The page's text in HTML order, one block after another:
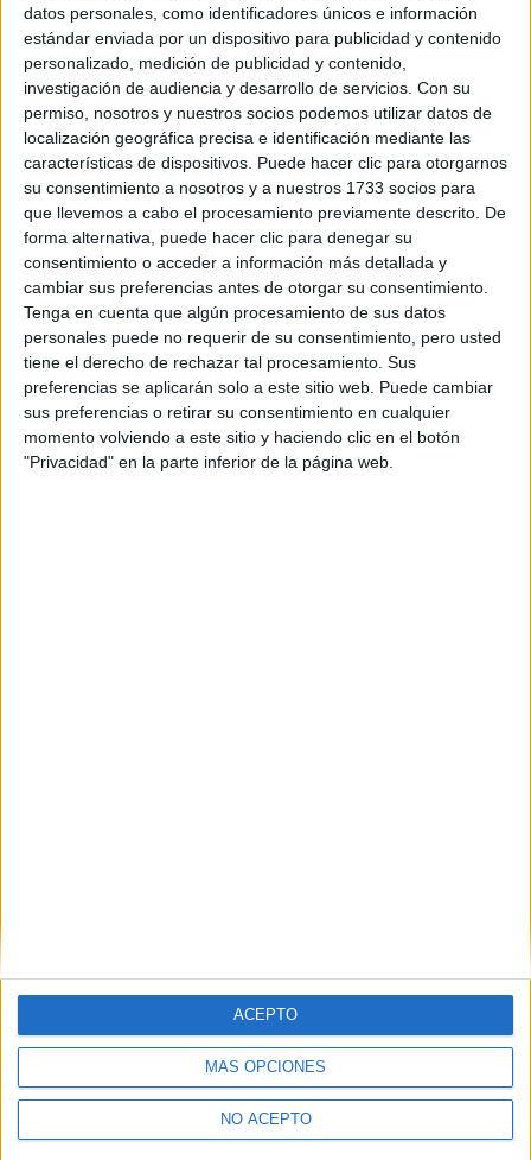
datos personales, como identificadores únicos e información
estándar enviada por un dispositivo para publicidad y contenido
personalizado, medición de publicidad y contenido,
investigación de audiencia y desarrollo de servicios. Con su
permiso, nosotros y nuestros socios podemos utilizar datos de
localización geográfica precisa e identificación mediante las
características de dispositivos. Puede hacer clic para otorgarnos
su consentimiento a nosotros y a nuestros 1733 socios para
que llevemos a cabo el procesamiento previamente descrito. De
forma alternativa, puede hacer clic para denegar su
consentimiento o acceder a información más detallada y
cambiar sus preferencias antes de otorgar su consentimiento.
Tenga en cuenta que algún procesamiento de sus datos
personales puede no requerir de su consentimiento, pero usted
tiene el derecho de rechazar tal procesamiento. Sus
preferencias se aplicarán solo a este sitio web. Puede cambiar
sus preferencias o retirar su consentimiento en cualquier
momento volviendo a este sitio y haciendo clic en el botón
"Privacidad" en la parte inferior de la página web.
MÁS OPCIONES
NO ACEPTO
ACEPTO
Montellano Grado Medio
HORARIODiurno
MODALIDADPresencial
Conducción de Actividades Físico-
Deportivas en el Medio Natural
Montellano Grado Medio
HORARIO Diurno
MODALIDADPresencial
Ciclos de Título Profesional Básico
Contáctanos
Dirección:Diego de León 47, 28006 Madrid
Phone:+34 91 593 2767